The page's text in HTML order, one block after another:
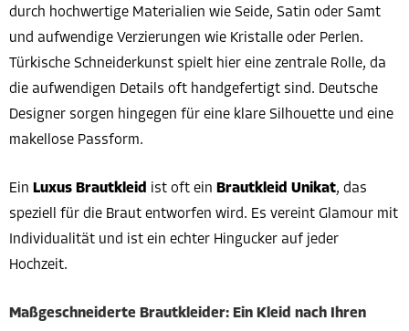
durch hochwertige Materialien wie Seide, Satin oder Samt
und aufwendige Verzierungen wie Kristalle oder Perlen.
Türkische Schneiderkunst spielt hier eine zentrale Rolle, da
die aufwendigen Details oft handgefertigt sind. Deutsche
Designer sorgen hingegen für eine klare Silhouette und eine
makellose Passform.
Ein Luxus Brautkleid ist oft ein Brautkleid Unikat, das
speziell für die Braut entworfen wird. Es vereint Glamour mit
Individualität und ist ein echter Hingucker auf jeder
Hochzeit.
Maßgeschneiderte Brautkleider: Ein Kleid nach Ihren